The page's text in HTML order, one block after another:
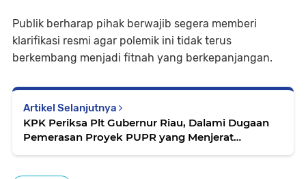
Publik berharap pihak berwajib segera memberi
klarifikasi resmi agar polemik ini tidak terus
berkembang menjadi fitnah yang berkepanjangan.
Artikel Selanjutnya
KPK Periksa Plt Gubernur Riau, Dalami Dugaan
Pemerasan Proyek PUPR yang Menjerat